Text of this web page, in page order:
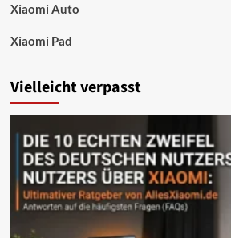
Xiaomi Auto
Xiaomi Pad
Vielleicht verpasst